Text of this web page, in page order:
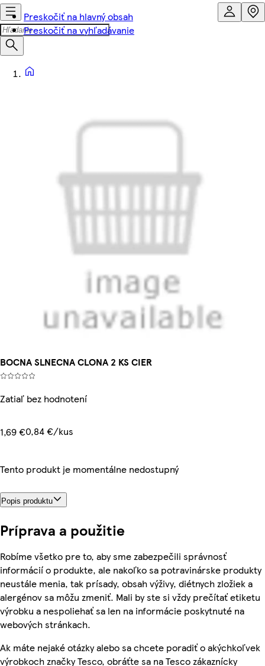
Preskočiť na hlavný obsah
Preskočiť na vyhľadávanie
BOCNA SLNECNA CLONA 2 KS CIER
Zatiaľ bez hodnotení
1,69 €0,84 €/kus
Tento produkt je momentálne nedostupný
Popis produktu
Príprava a použitie
Robíme všetko pre to, aby sme zabezpečili správnosť
informácií o produkte, ale nakoľko sa potravinárske produkty
neustále menia, tak prísady, obsah výživy, diétnych zložiek a
alergénov sa môžu zmeniť. Mali by ste si vždy prečítať etiketu
výrobku a nespoliehať sa len na informácie poskytnuté na
webových stránkach.
Ak máte nejaké otázky alebo sa chcete poradiť o akýchkoľvek
výrobkoch značky Tesco, obráťte sa na Tesco zákaznícky